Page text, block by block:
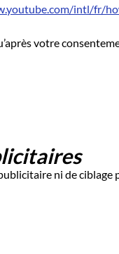
intl/fr/
votre
ni de ciblage